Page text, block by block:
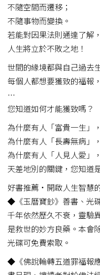
不隨空間而遷移；
不隨事物而變換。
若能對因果法則通達了解
人生將立於不敗之地！
世間的緣境都與自己過去
每個人都想要獲致的福報
⋯
您知道如何才能獲致嗎？
為什麼有人「富貴一生」
為什麼有人「長壽無病」
為什麼有人「人見人愛」
天差地別的關鍵，您知道
好書推薦•開啟人生智慧
◆《玉曆寶鈔》善書、光
千年依然歷久不衰，靈驗
是救世的妙方良藥。本會
光碟可免費索取。
◆《佛說輪轉五道罪福報